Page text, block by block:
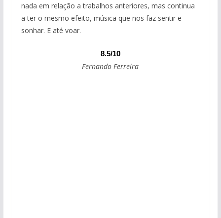
nada em relação a trabalhos anteriores, mas continua
a ter o mesmo efeito, música que nos faz sentir e
sonhar. E até voar.
8.5/10
Fernando Ferreira